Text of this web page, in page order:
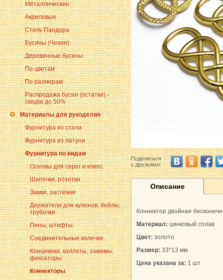
Металлические
Акриловые
Стиль Пандора
Бусины (Чехия)
Деревянные бусины
По цветам
По размерам
Распродажа бусин (остатки) -
скидка до 50%
Материалы для рукоделия
Фурнитура из стали
Фурнитура из латуни
Фурнитура по видам
Основы для серег и клипс
Шапочки, розетки
Замки, застёжки
Держатели для кулонов, бейлы,
трубочки
Пины, штифты
Соединительные колечки
Концевики, каллоты, зажимы,
фиксаторы
Коннекторы
Поделиться
с друзьями:
Описание
Коннектор двойная
Материал: цинковый сплав
Цвет: золото
Размер: 33*13 мм
Цена указана за: 1 шт